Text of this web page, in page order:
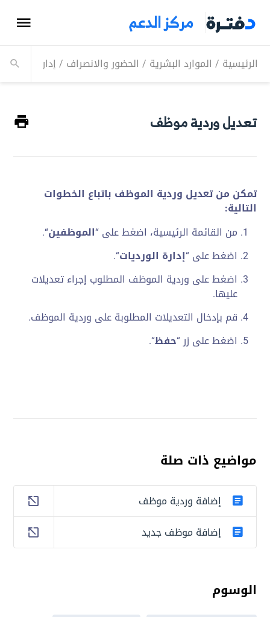
مركز الدعم
الرئيسية / الموارد البشرية / الحضور والانصراف /إدارة الورديات
تعديل وردية موظف
تمكن من تعديل وردية الموظف باتباع الخطوات
التالية:
من القائمة الرئيسية، اضغط على “الموظفين“.
اضغط على “إدارة الورديات“.
اضغط على وردية الموظف المطلوب إجراء تعديلات
عليها.
قم بإدخال التعديلات المطلوبة على وردية الموظف.
اضغط على زر “حفظ“.
مواضيع ذات صلة
إضافة وردية موظف
إضافة موظف جديد
الوسوم